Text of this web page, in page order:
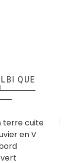
de
22/09/2017)
QUE